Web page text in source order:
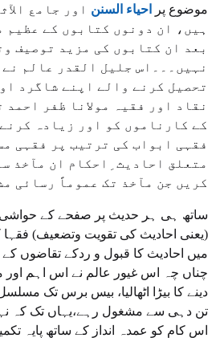
موضوع پر احیاء السنن اور جامع
ہیں، ان دونوں کتابوں کے عظیم
بعد ان کتابوں کی مزید توصیف
نہیں۔۔۔اس جلیل القدر عالم
تحصیل کرنے والے اپنے شاگرد
نقاد اور فقیہ مولانا ظفر احمد
کے کارناموں کو اور زیادہ
فقہی ابواب کی ترتیب پر فقہی
متعلق احادیث ِاحکام ان مآخذ
کریں جن مآخذ تک عموماً رسائی
ساتھ ہی ہر حدیث پر صفحے کے
(یعنی احادیث کی تقویت وتضعیف)
میں احادیث کا قبول و ردکے تقاضوں کے
چناں چہ اس غیور عالم نے اس اہم اور
دینے کا بیڑا اٹھالیا، بیس برس تک
تن دہی سے مشغول رہے،یہاں تک کہ
اس کام کو عمدہ انداز کے ساتھ پایہ